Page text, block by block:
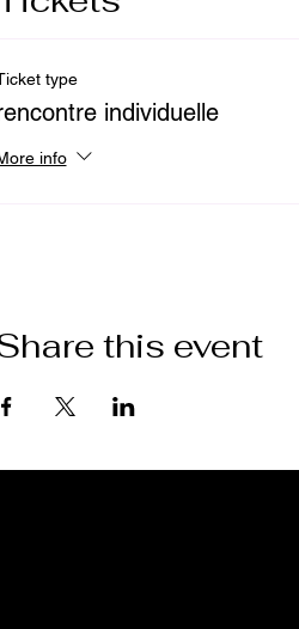
type
individuelle
info
this event